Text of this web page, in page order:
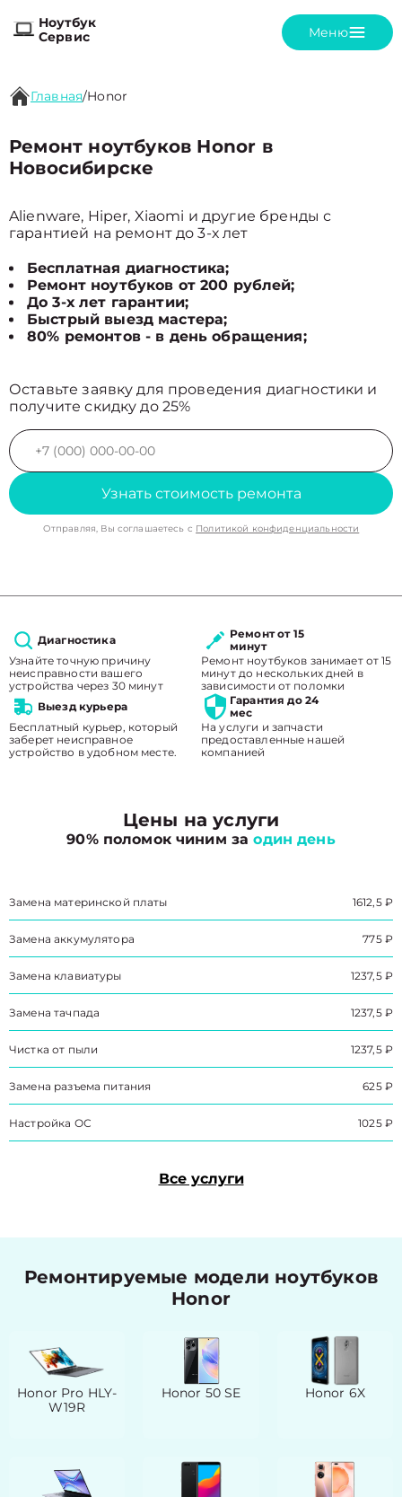
Ноутбук
Сервис
Меню
Главная/Honor
Ремонт ноутбуков Honor в
Новосибирске
Alienware, Hiper, Xiaomi и другие бренды с
гарантией на ремонт до 3-х лет
Бесплатная диагностика;
Ремонт ноутбуков от 200 рублей;
До 3-х лет гарантии;
Быстрый выезд мастера;
80% ремонтов - в день обращения;
Оставьте заявку для проведения диагностики и
получите скидку до 25%
Узнать стоимость ремонта
Отправляя, Вы соглашаетесь с Политикой конфиденциальности
Диагностика
Узнайте точную причину
неисправности вашего
устройства через 30 минут
Ремонт от 15
минут
Ремонт ноутбуков занимает от 15
минут до нескольких дней в
зависимости от поломки
Выезд курьера
Бесплатный курьер, который
заберет неисправное
устройство в удобном месте.
Гарантия до 24
мес
На услуги и запчасти
предоставленные нашей
компанией
Цены на услуги
90% поломок чиним заодин день
Замена материнской платы 1612,5 ₽
Замена аккумулятора 775 ₽
Замена клавиатуры 1237,5 ₽
Замена тачпада 1237,5 ₽
Чистка от пыли 1237,5 ₽
Замена разъема питания 625 ₽
Настройка ОС 1025 ₽
Все услуги
Ремонтируемые модели ноутбуков
Honor
Honor Pro HLY-
W19R
Honor 50 SE Honor 6X